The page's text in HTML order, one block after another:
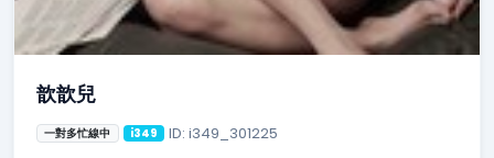
歆歆兒
一對多忙線中 i349 ID: i349_301225